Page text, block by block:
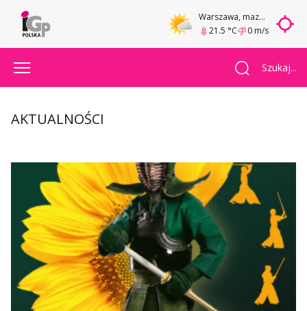
Warszawa, mazowieckie
21.5 °C
0 m/s
Szukaj...
AKTUALNOŚCI